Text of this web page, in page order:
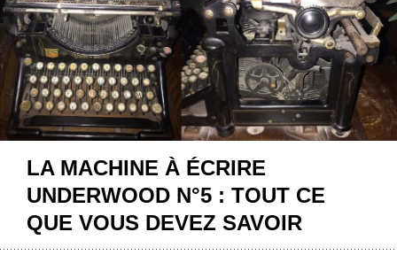
LA MACHINE À ÉCRIRE
UNDERWOOD N°5 : TOUT CE
QUE VOUS DEVEZ SAVOIR